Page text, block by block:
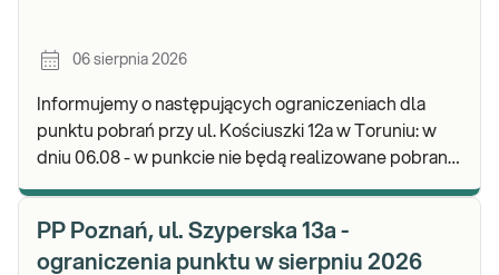
06 sierpnia 2026
Informujemy o następujących ograniczeniach dla
punktu pobrań przy ul. Kościuszki 12a w Toruniu: w
dniu 06.08 - w punkcie nie będą realizowane pobrania
PP Poznań, ul. Szyperska 13a -
ograniczenia punktu w sierpniu 2026